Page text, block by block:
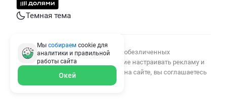
Темная тема
Мы используем cookies для сбора обезличенных
персональных данных, помогающие настраивать рекламу и
анализировать трафик. Оставаясь на сайте, вы соглашаетесь
на сбор таких данных.
Мы собираем cookie для
аналитики и правильной
работы сайта
Окей